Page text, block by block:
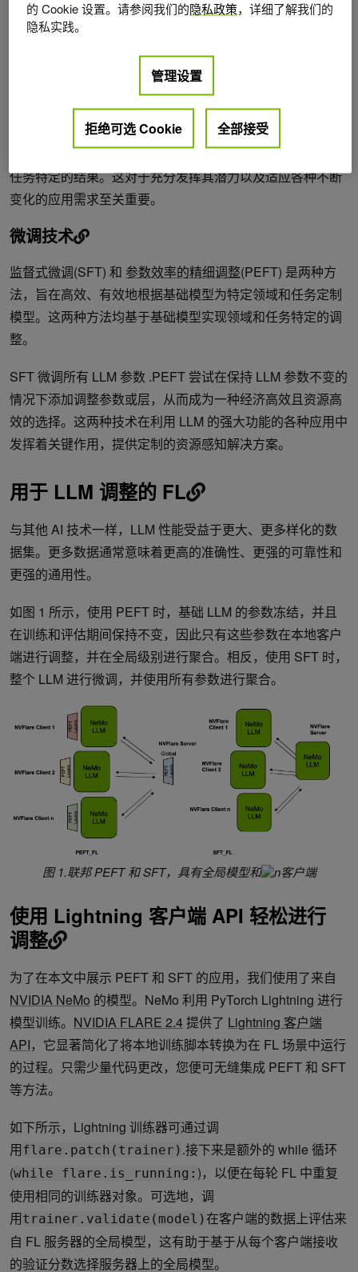
基础设施还可用于推理和联邦评估。
基础模型在大量通用文本数据上进行预训练。然而，它们可
能不专门针对特定领域或下游任务。通过进一步微调，可以
使这些模型适应特定领域和任务，从而更有效地提供领域和
任务特定的结果。这对于充分发挥其潜力以及适应各种不断
变化的应用需求至关重要。
微调技术
监督式微调(SFT) 和 参数效率的精细调整(PEFT) 是两种方
法，旨在高效、有效地根据基础模型为特定领域和任务定制
模型。这两种方法均基于基础模型实现领域和任务特定的调
整。
SFT 微调所有 LLM 参数 .PEFT 尝试在保持 LLM 参数不变的
情况下添加调整参数或层，从而成为一种经济高效且资源高
效的选择。这两种技术在利用 LLM 的强大功能的各种应用中
发挥着关键作用，提供定制的资源感知解决方案。
用于 LLM 调整的 FL
与其他 AI 技术一样，LLM 性能受益于更大、更多样化的数
据集。更多数据通常意味着更高的准确性、更强的可靠性和
更强的通用性。
如图 1 所示，使用 PEFT 时，基础 LLM 的参数冻结，并且
在训练和评估期间保持不变，因此只有这些参数在本地客户
端进行调整，并在全局级别进行聚合。相反，使用 SFT 时，
整个 LLM 进行微调，并使用所有参数进行聚合。
图 1.联邦 PEFT 和 SFT，具有全局模型和 客户端
使用 Lightning 客户端 API 轻松进行
调整
为了在本文中展示 PEFT 和 SFT 的应用，我们使用了来自
NVIDIA NeMo 的模型。NeMo 利用 PyTorch Lightning 进行
模型训练。 NVIDIA FLARE 2.4提供了 Lightning 客户端
API，它显著简化了将本地训练脚本转换为在 FL 场景中运行
的过程。只需少量代码更改，您便可无缝集成 PEFT 和 SFT
等方法。
如下所示，Lightning 训练器可通过调
用flare.patch(trainer) .接下来是额外的 while 循环
(while flare.is_running: )，以便在每轮 FL 中重复
使用相同的训练器对象。可选地，调
用trainer.validate(model)在客户端的数据上评估来
自 FL 服务器的全局模型，这有助于基于从每个客户端接收
的验证分数选择服务器上的全局模型。
的 Cookie 设置。请参阅我们的隐私政策，详细了解我们的
隐私实践。
管理设置
拒绝可选 Cookie 全部接受